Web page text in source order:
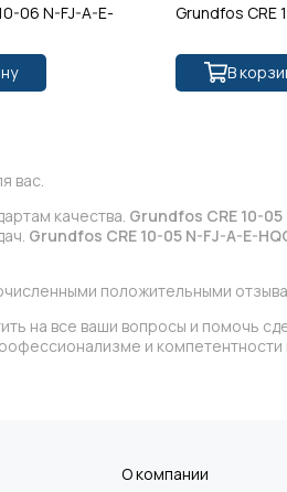
06 N-FJ-A-E-
Grundfos CRE
В
вас.
качества. Grundfos CRE 10-05
Grundfos CRE 10-05 N-FJ-A-E-
положительными
на все ваши вопросы и помочь
и компетентности
О компании